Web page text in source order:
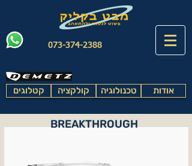
073-374-2388
קטלוגים קולקציה טכנולוגיה אודות
BREAKTHROUGH